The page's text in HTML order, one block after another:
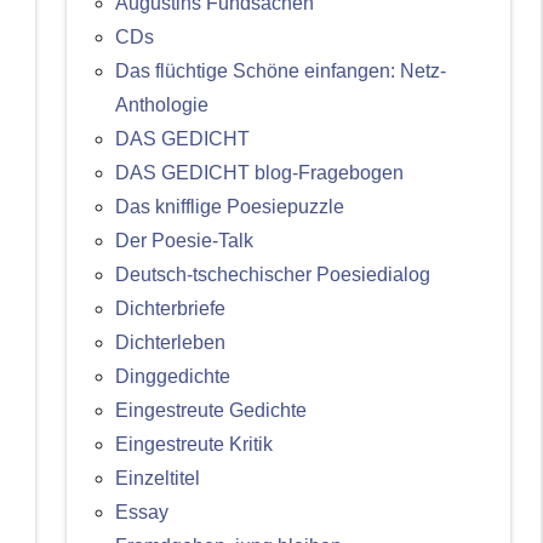
CDs
Das flüchtige Schöne einfangen: Netz-
Anthologie
DAS GEDICHT
DAS GEDICHT blog-Fragebogen
Das knifflige Poesiepuzzle
Der Poesie-Talk
Deutsch-tschechischer Poesiedialog
Dichterbriefe
Dichterleben
Dinggedichte
Eingestreute Gedichte
Eingestreute Kritik
Einzeltitel
Essay